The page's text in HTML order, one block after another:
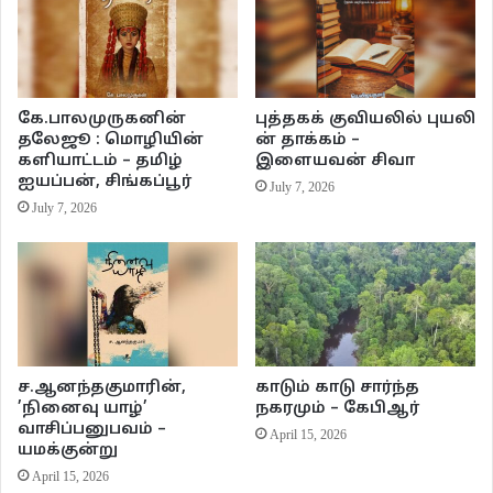
முடியுமா? நிச்சயம் முடியும். கோலியின் தன்னம்பிக்கையும் கிரிக்கெட் மேல்
கொண்ட காதலும் அதை நிச்சயம் சாத்தியப்படுத்தும். ஆனால் தற்போது கேள்வி
அதுவல்ல… பழைய கோலியை நம்மால் பார்க்க முடியுமா என்றால் அது முடியாது
தான். தசாவதாரம் படத்தில் குரல் வேண்டுமா குடும்பம் வேண்டுமா என்ற
கேள்விக்கு கமல்ஹாசன் குடும்பத்தைத் தான் கை காட்டுவார். அதே போல் தான்
கோலியும்… நான், என் மனைவி, மகள், ஒரு நிம்மதியான வாழ்க்கை என
முதல்வன் பட புகழேந்தி போல ஒரு வாழ்க்கைக்குள் சென்று விட்டார். கர்ணன்
கவச குண்டலங்களை தானம் செய்தது போல தனது கிரிக்கெட்டின் முக்கிய
அங்கமான ஆக்ரோஷத்தை விட்டுக்கொடுத்து விட்டார் கோலி.
கே.பாலமுருகனின்
தலேஜூ : மொழியின்
களியாட்டம் – தமிழ்
ஐயப்பன், சிங்கப்பூர்
July 7, 2026
புத்தகக் குவியலில் புயலி
ன் தாக்கம் –
இளையவன் சிவா
July 7, 2026
ச.ஆனந்தகுமாரின்,
’நினைவு யாழ்’
வாசிப்பனுபவம் –
யமக்குன்று
April 15, 2026
காடும் காடு சார்ந்த
நகரமும் – கேபிஆர்
April 15, 2026